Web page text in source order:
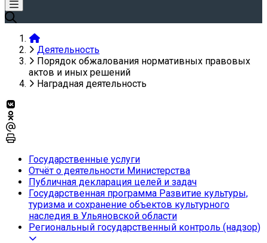
Деятельность
Порядок обжалования нормативных правовых
актов и иных решений
Наградная деятельность
Государственные услуги
Отчёт о деятельности Министерства
Публичная декларация целей и задач
Государственная программа Развитие культуры,
туризма и сохранение объектов культурного
наследия в Ульяновской области
Региональный государственный контроль (надзор)